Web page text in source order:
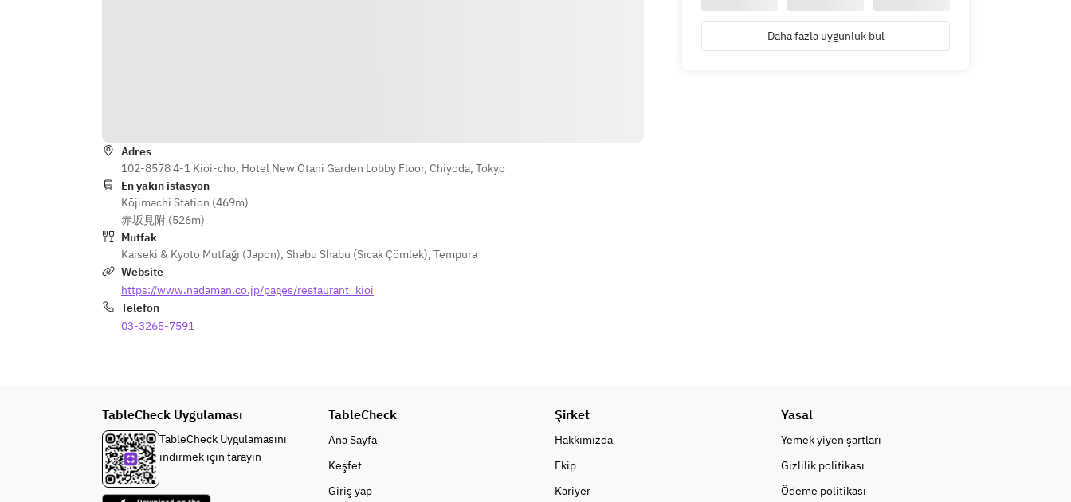
Adres
102-8578 4-1 Kioi-cho, Hotel New Otani Garden Lobby Floor, Chiyoda, Tokyo
En yakın istasyon
Kōjimachi Station (469m)
赤坂見附 (526m)
Mutfak
Kaiseki & Kyoto Mutfağı (Japon), Shabu Shabu (Sıcak Çömlek), Tempura
Website
https://www.nadaman.co.jp/pages/restaurant_kioi
Telefon
03-3265-7591
Daha fazla uygunluk bul
TableCheck Uygulaması
TableCheck Uygulamasını
indirmek için tarayın
TableCheck
Ana Sayfa
Keşfet
Giriş yap
Şirket
Hakkımızda
Ekip
Kariyer
Yasal
Yemek yiyen şartları
Gizlilik politikası
Ödeme politikası